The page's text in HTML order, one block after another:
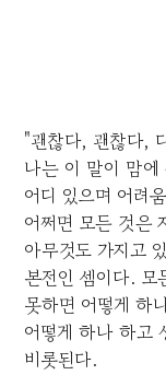
"괜찮다, 괜찮다,
나는 이 말이 맘
어디 있으며 어려
어쩌면 모든 것은
아무것도 가지고
본전인 셈이다. 모
못하면 어떻게 하
어떻게 하나 하고
비롯된다.